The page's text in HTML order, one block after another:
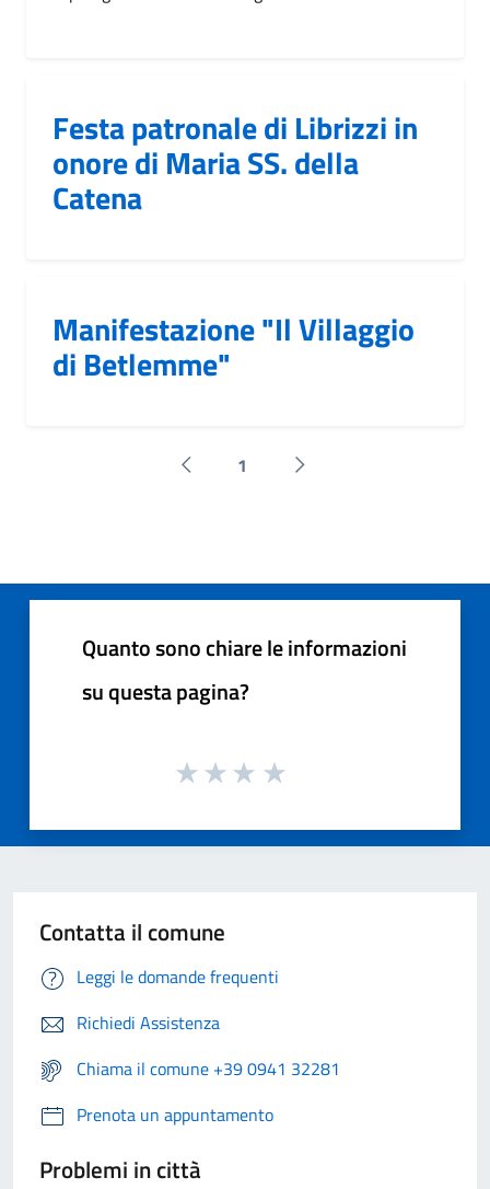
Festa patronale di Librizzi in
onore di Maria SS. della
Catena
Manifestazione "Il Villaggio
di Betlemme"
Pagina precedente
1 Successiva »
Quanto sono chiare le informazioni
su questa pagina?
Contatta il comune
Leggi le domande frequenti
Richiedi Assistenza
Chiama il comune +39 0941 32281
Prenota un appuntamento
Problemi in città